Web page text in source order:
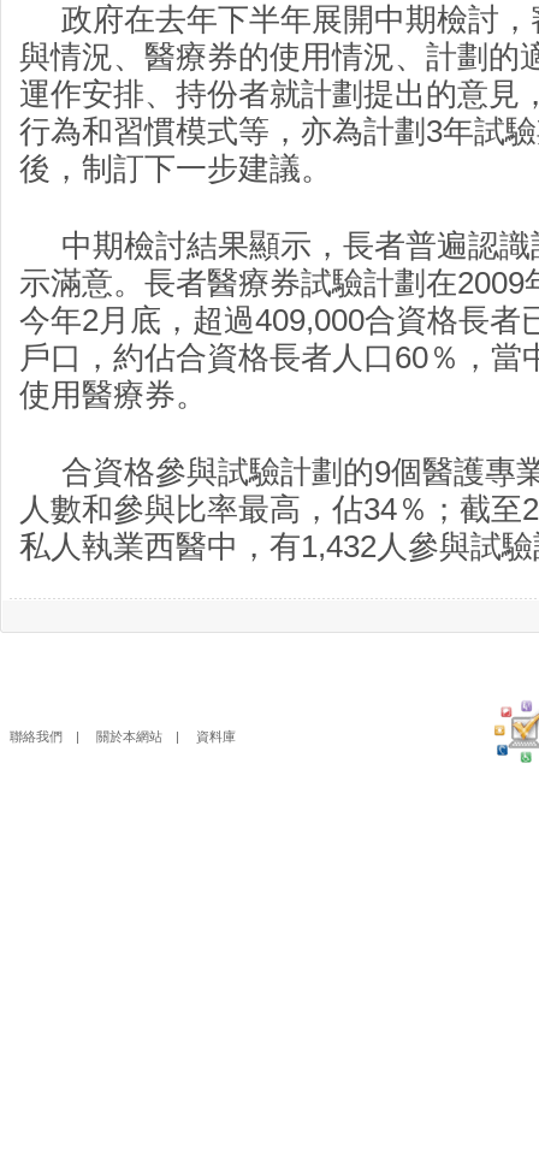
政府在去年下半年展開中期檢討，
與情況、醫療券的使用情況、計劃的
運作安排、持份者就計劃提出的意見
行為和習慣模式等，亦為計劃3年試
後，制訂下一步建議。
中期檢討結果顯示，長者普遍認識
示滿意。長者醫療券試驗計劃在2009
今年2月底，超過409,000合資格長者
戶口，約佔合資格長者人口60％，當
使用醫療券。
合資格參與試驗計劃的9個醫護專
人數和參與比率最高，佔34％；截至
私人執業西醫中，有1,432人參與試
聯絡我們 | 關於本網站 | 資料庫